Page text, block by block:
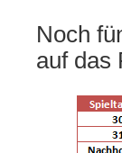
Noch
auf das